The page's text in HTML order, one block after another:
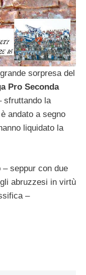
sorpresa del
Pro Seconda
sfruttando la
andato a segno
liquidato la
seppur con due
abruzzesi in virtù
–